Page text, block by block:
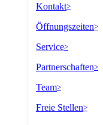
Kontakt>
Öffnungszeiten>
Service>
Partnerschaften>
Team>
Freie Stellen>